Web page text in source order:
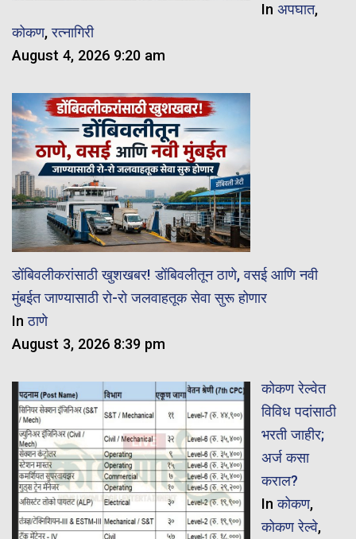
In अपघात,
कोकण,रत्नागिरी
August 4, 2026 9:20 am
डोंबिवलीकरांसाठी खुशखबर! डोंबिवलीतून ठाणे, वसई आणि नवी
मुंबईत जाण्यासाठी रो-रो जलवाहतूक सेवा सुरू होणार
Inठाणे
August 3, 2026 8:39 pm
कोकण रेल्वेत
विविध पदांसाठी
भरती जाहीर;
अर्ज कसा
कराल?
Inकोकण,
कोकण रेल्वे,